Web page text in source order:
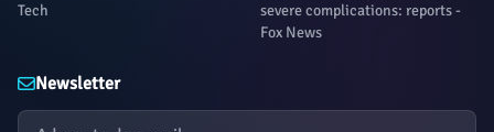
Tech
severe complications: reports -
Fox News
Newsletter